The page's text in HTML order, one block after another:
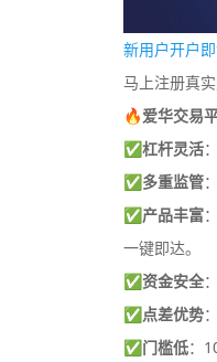
新用户开户
马上注册真
🔥爱华交易
✅杠杆灵活
✅多重监管
✅产品丰富
一键即达。
✅资金安全
✅点差优势
✅门槛低：